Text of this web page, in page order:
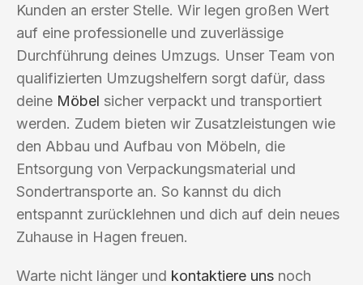
Kunden an erster Stelle. Wir legen großen Wert
auf eine professionelle und zuverlässige
Durchführung deines Umzugs. Unser Team von
qualifizierten Umzugshelfern sorgt dafür, dass
deine Möbel sicher verpackt und transportiert
werden. Zudem bieten wir Zusatzleistungen wie
den Abbau und Aufbau von Möbeln, die
Entsorgung von Verpackungsmaterial und
Sondertransporte an. So kannst du dich
entspannt zurücklehnen und dich auf dein neues
Zuhause in Hagen freuen.
Warte nicht länger und kontaktiere uns noch